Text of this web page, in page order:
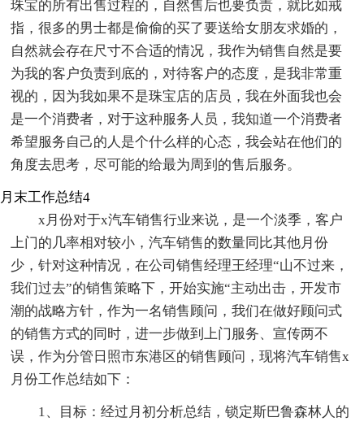
珠宝的所有出售过程的，自然售后也要负责，就比如戒
指，很多的男士都是偷偷的买了要送给女朋友求婚的，
自然就会存在尺寸不合适的情况，我作为销售自然是要
为我的客户负责到底的，对待客户的态度，是我非常重
视的，因为我如果不是珠宝店的店员，我在外面我也会
是一个消费者，对于这种服务人员，我知道一个消费者
希望服务自己的人是个什么样的心态，我会站在他们的
角度去思考，尽可能的给最为周到的售后服务。
月末工作总结4
x月份对于x汽车销售行业来说，是一个淡季，客户
上门的几率相对较小，汽车销售的数量同比其他月份
少，针对这种情况，在公司销售经理王经理“山不过来，
我们过去”的销售策略下，开始实施“主动出击，开发市
潮的战略方针，作为一名销售顾问，我们在做好顾问式
的销售方式的同时，进一步做到上门服务、宣传两不
误，作为分管日照市东港区的销售顾问，现将汽车销售x
月份工作总结如下：
1、目标：经过月初分析总结，锁定斯巴鲁森林人的